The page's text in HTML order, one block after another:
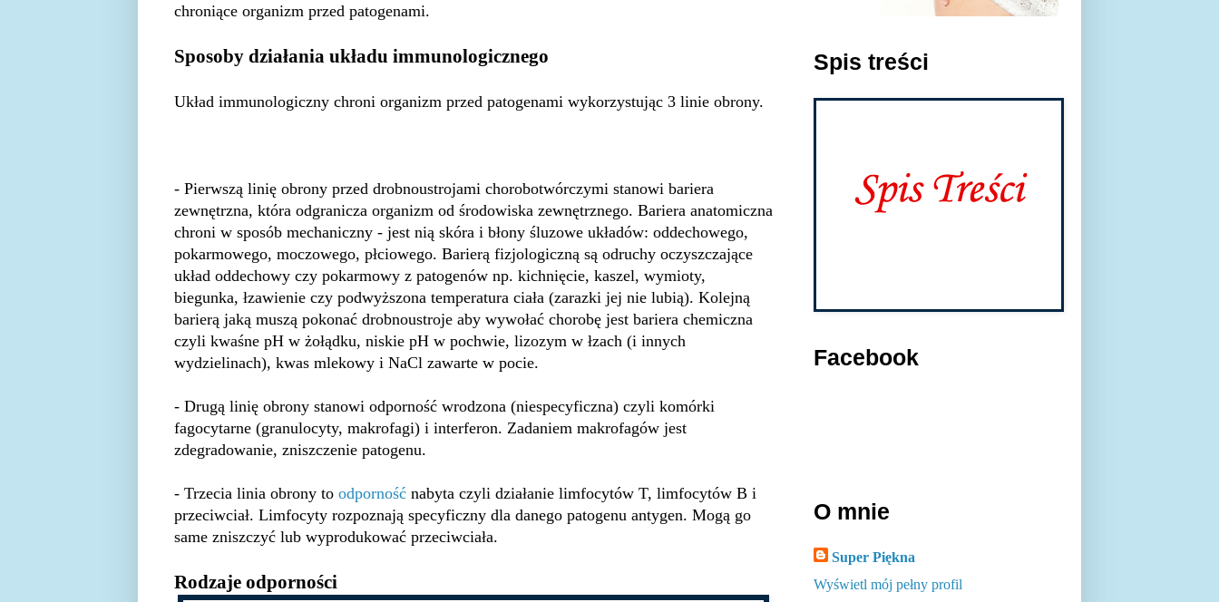
chroniące organizm przed patogenami.
Sposoby działania układu immunologicznego
Układ immunologiczny chroni organizm przed patogenami wykorzystując 3 linie obrony.
- Pierwszą linię obrony przed drobnoustrojami chorobotwórczymi stanowi bariera
zewnętrzna, która odgranicza organizm od środowiska zewnętrznego. Bariera anatomiczna
chroni w sposób mechaniczny - jest nią skóra i błony śluzowe układów: oddechowego,
pokarmowego, moczowego, płciowego. Barierą fizjologiczną są odruchy oczyszczające
układ oddechowy czy pokarmowy z patogenów np. kichnięcie, kaszel, wymioty,
biegunka, łzawienie czy podwyższona temperatura ciała (zarazki jej nie lubią). Kolejną
barierą jaką muszą pokonać drobnoustroje aby wywołać chorobę jest bariera chemiczna
czyli kwaśne pH w żołądku, niskie pH w pochwie, lizozym w łzach (i innych
wydzielinach), kwas mlekowy i NaCl zawarte w pocie.
- Drugą linię obrony stanowi odporność wrodzona (niespecyficzna) czyli komórki
fagocytarne (granulocyty, makrofagi) i interferon. Zadaniem makrofagów jest
zdegradowanie, zniszczenie patogenu.
- Trzecia linia obrony to odporność nabyta czyli działanie limfocytów T, limfocytów B i
przeciwciał. Limfocyty rozpoznają specyficzny dla danego patogenu antygen. Mogą go
same zniszczyć lub wyprodukować przeciwciała.
Rodzaje odporności
Spis treści
Facebook
O mnie
Super Piękna
Wyświetl mój pełny profil